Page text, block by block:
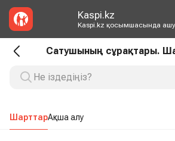
Kaspi.kz
Kaspi.kz қосымшасында ашу
Сатушының сұрақтары.
ШарттарАқша алу